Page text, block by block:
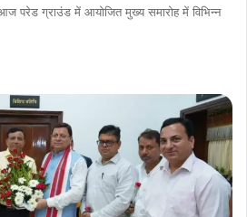
परेड ग्राउंड में आयोजित मुख्य समारोह में विभिन्न